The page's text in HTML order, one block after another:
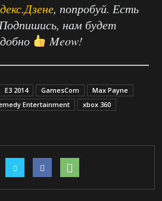
, попробуй. Есть
нам будет
Meow!
E3 2014 GamesCom
Max Payne
Entertainment
xbox 360